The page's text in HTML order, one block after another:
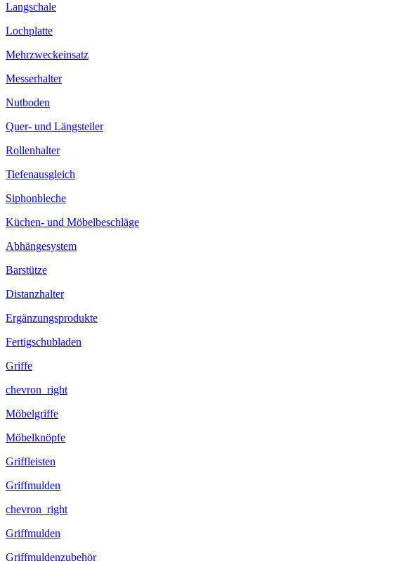
Langschale
Lochplatte
Mehrzweckeinsatz
Messerhalter
Nutboden
Quer- und Längsteiler
Rollenhalter
Tiefenausgleich
Siphonbleche
Küchen- und Möbelbeschläge
Abhängesystem
Barstütze
Distanzhalter
Ergänzungsprodukte
Fertigschubladen
Griffe
chevron_right
Möbelgriffe
Möbelknöpfe
Griffleisten
Griffmulden
chevron_right
Griffmulden
Griffmuldenzubehör